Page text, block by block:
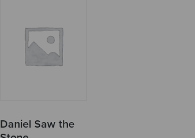
Daniel Saw the